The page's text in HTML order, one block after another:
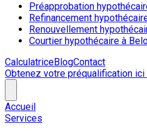
Préapprobation
Refinancement
Renouvellement
Courtier hypothécaire à
CalculatriceBlogContact
Obtenez votre préqualification ici
Accueil
Services